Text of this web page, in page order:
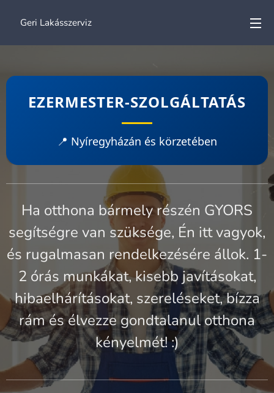
🛠️ Geri Lakásszerviz
EZERMESTER-SZOLGÁLTATÁS
📍 Nyíregyházán és körzetében
Ha otthona bármely részén GYORS
segítségre van szüksége, Én itt vagyok,
és rugalmasan rendelkezésére állok. 1-
2 órás munkákat, kisebb javításokat,
hibaelhárításokat, szereléseket, bízza
rám és élvezze gondtalanul otthona
kényelmét! :)